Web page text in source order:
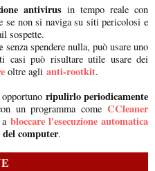
antivirusin tempo reale con
se non si naviga su siti pericolosi e
sospette.
senza spendere nulla, può usare uno
casi può risultare utile usare dei
oltre agli anti-rootkit.
ripulirlo periodicamente
un programma come CCleaner
bloccare l'esecuzione automatica
computer.